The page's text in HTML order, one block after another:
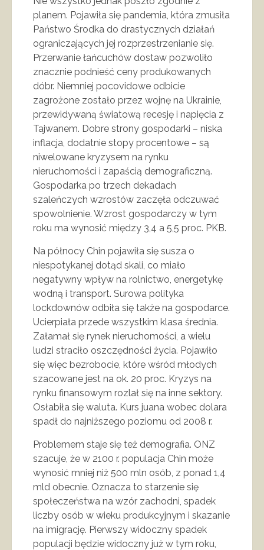
planem. Pojawiła się pandemia, która zmusiła
Państwo Środka do drastycznych działań
ograniczających jej rozprzestrzenianie się.
Przerwanie łańcuchów dostaw pozwoliło
znacznie podnieść ceny produkowanych
dóbr. Niemniej pocovidowe odbicie
zagrożone zostało przez wojnę na Ukrainie,
przewidywaną światową recesję i napięcia z
Tajwanem. Dobre strony gospodarki – niska
inflacja, dodatnie stopy procentowe – są
niwelowane kryzysem na rynku
nieruchomości i zapaścią demograficzną.
Gospodarka po trzech dekadach
szaleńczych wzrostów zaczęła odczuwać
spowolnienie. Wzrost gospodarczy w tym
roku ma wynosić między 3,4 a 5,5 proc. PKB.
Na północy Chin pojawiła się susza o
niespotykanej dotąd skali, co miało
negatywny wpływ na rolnictwo, energetykę
wodną i transport. Surowa polityka
lockdownów odbiła się także na gospodarce.
Ucierpiała przede wszystkim klasa średnia.
Załamał się rynek nieruchomości, a wielu
ludzi straciło oszczędności życia. Pojawiło
się więc bezrobocie, które wśród młodych
szacowane jest na ok. 20 proc. Kryzys na
rynku finansowym rozlał się na inne sektory.
Osłabiła się waluta. Kurs juana wobec dolara
spadł do najniższego poziomu od 2008 r.
Problemem staje się też demografia. ONZ
szacuje, że w 2100 r. populacja Chin może
wynosić mniej niż 500 mln osób, z ponad 1,4
mld obecnie. Oznacza to starzenie się
społeczeństwa na wzór zachodni, spadek
liczby osób w wieku produkcyjnym i skazanie
na imigrację. Pierwszy widoczny spadek
populacji będzie widoczny już w tym roku,